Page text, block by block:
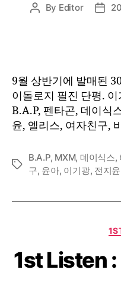
Post
By Editor
Post
9월 상반기에 발매된
이돌로지 필진 단평.
B.A.P, 펜타곤, 데이식
윤, 엘리스, 여자친구,
Tags
B.A.P, MXM, 데이식스,
구, 윤아, 이기광, 전지윤
1st Listen